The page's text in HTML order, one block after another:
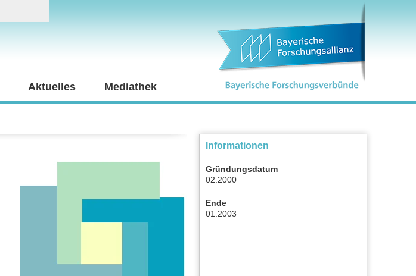
Aktuelles Mediathek
Informationen
Gründungsdatum
02.2000
Ende
01.2003